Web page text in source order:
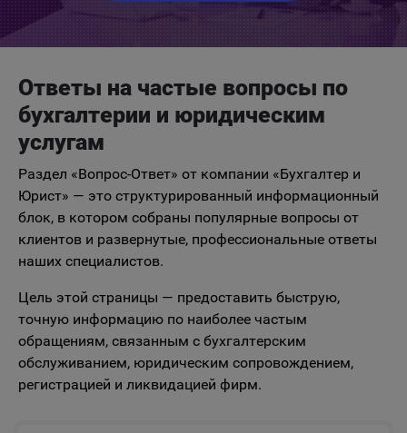
Ответы на частые вопросы по
бухгалтерии и юридическим
услугам
Раздел «Вопрос-Ответ» от компании «Бухгалтер и
Юрист» — это структурированный информационный
блок, в котором собраны популярные вопросы от
клиентов и развернутые, профессиональные ответы
наших специалистов.
Цель этой страницы — предоставить быструю,
точную информацию по наиболее частым
обращениям, связанным с бухгалтерским
обслуживанием, юридическим сопровождением,
регистрацией и ликвидацией фирм.